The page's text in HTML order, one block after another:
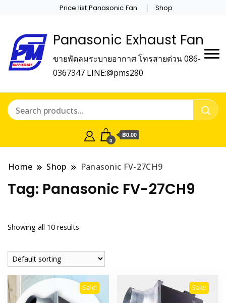
Price list Panasonic Fan Shop
Panasonic Exhaust Fan
ขายพัดลมระบายอากาศ โทรสายด่วน 086-
0367347 LINE:@pms280
0
฿0.00
Home Shop Panasonic FV-27CH9
Tag: Panasonic FV-27CH9
Showing all 10 results
Sale! Sale!